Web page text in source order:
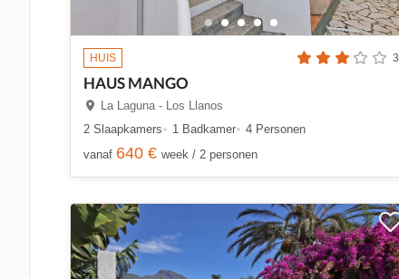
HUIS 3
HAUS MANGO
La Laguna - Los Llanos
2 Slaapkamers
1 Badkamer
4 Personen
vanaf 640 € week / 2 personen